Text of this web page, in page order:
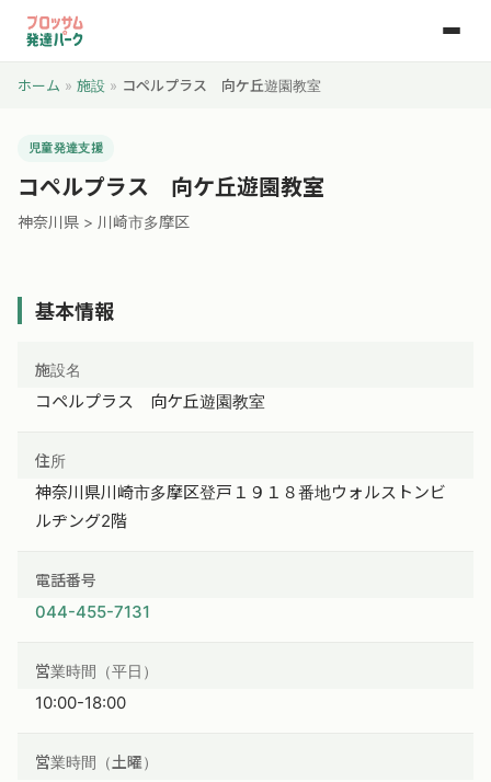
ホーム » 施設 » コペルプラス 向ケ丘遊園教室
児童発達支援
コペルプラス 向ケ丘遊園教室
神奈川県 > 川崎市多摩区
基本情報
施設名
コペルプラス 向ケ丘遊園教室
住所
神奈川県川崎市多摩区登戸１９１８番地ウォルストンビ
ルヂング2階
電話番号
044-455-7131
営業時間（平日）
10:00-18:00
営業時間（土曜）